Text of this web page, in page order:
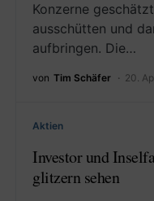
Konzerne
ausschütten und
aufbringen. Die…
von Tim Schäfer 20.
Aktien
Investor und
glitzern sehen